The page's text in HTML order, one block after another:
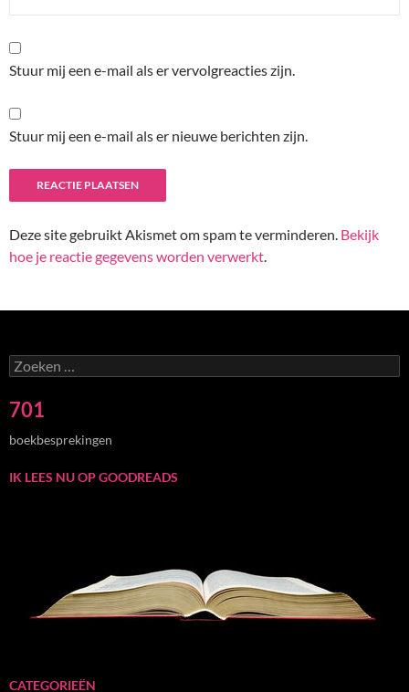
Stuur mij een e-mail als er vervolgreacties zijn.
Stuur mij een e-mail als er nieuwe berichten zijn.
Deze site gebruikt Akismet om spam te verminderen. Bekijk
hoe je reactie gegevens worden verwerkt.
Zoeken
naar:
701
boekbesprekingen
IK LEES NU OP GOODREADS
CATEGORIEËN